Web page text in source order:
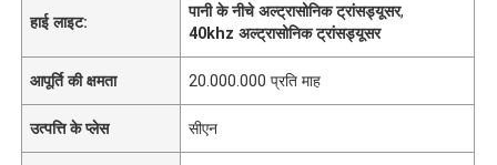
हाई लाइट:
पानी के नीचे अल्ट्रासोनिक ट्रांसड्यूसर,
40khz अल्ट्रासोनिक ट्रांसड्यूसर
आपूर्ति की क्षमता 20.000.000 प्रति माह
उत्पत्ति के प्लेस सीएन